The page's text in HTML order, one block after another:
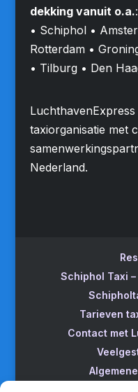
dekking vanuit o.a.:
• Schiphol •
Rotterdam •
• Tilburg • Den
taxiorganisatie met
Nederland.
Schiphol Taxi
Tarieven
Contact met